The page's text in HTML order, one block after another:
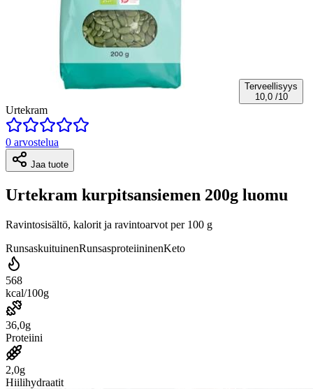
Terveellisyys
10,0 /10
Urtekram
0 arvostelua
Jaa tuote
Urtekram kurpitsansiemen 200g luomu
Ravintosisältö, kalorit ja ravintoarvot per 100 g
RunsaskuituinenRunsasproteiininenKeto
568
kcal/100g
36,0g
Proteiini
2,0g
Hiilihydraatit